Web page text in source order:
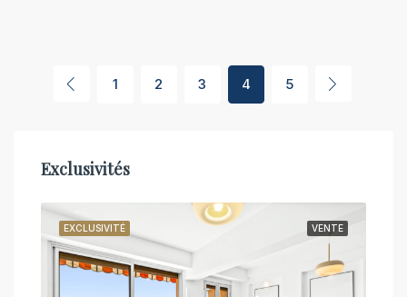
1 2 3 4 5
Exclusivités
VENTE
EXCLUSIVITÉ